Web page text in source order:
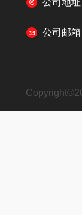
公司地址
公司邮箱